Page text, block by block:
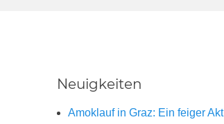
Neuigkeiten
Amoklauf in Graz: Ein feiger Akt